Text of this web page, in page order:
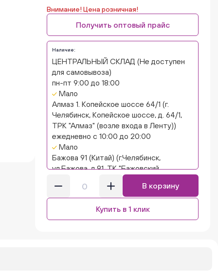
Внимание! Цена розничная!
Получить оптовый прайс
Наличие:
ЦЕНТРАЛЬНЫЙ СКЛАД (Не доступен
для самовывоза)
пн-пт 9:00 до 18:00
Мало
Алмаз 1. Копейское шоссе 64/1 (г.
Челябинск, Копейское шоссе, д. 64/1,
ТРК "Алмаз" (возле входа в Ленту))
ежедневно с 10:00 до 20:00
Мало
Бажова 91 (Китай) (г.Челябинск,
ул.Бажова, д.91, ТК "Бажовский,
островок "Кисло-сладкий Ниндзя")
ежедневно с 10:00 до 20:00
Нет в наличии
Бажова 91 Цветы (г. Челябинск,
ул.Бажова, д91/1 (на парковке))
В корзину
Купить в 1 клик